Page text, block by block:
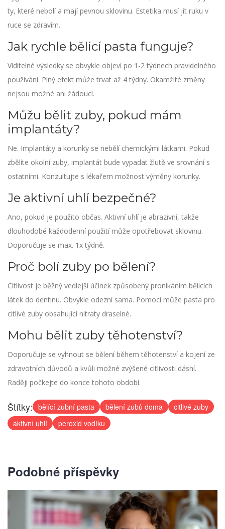
ty, které nebolí a mají pevnou sklovinu. Estetika musí jít ruku v
ruce se zdravím.
Jak rychle bělicí pasta funguje?
Viditelné výsledky se obvykle objeví po 1-2 týdnech pravidelného
používání. Plný efekt může trvat až 4 týdny. Okamžité změny
nejsou možné ani žádoucí.
Můžu bělit zuby, pokud mám
implantáty?
Ne. Implantáty a korunky se nebělí chemickými látkami. Pokud
zbělíte okolní zuby, implantát bude vypadat žlutě ve srovnání s
ostatními. Konzultujte s lékařem možnost výměny korunky.
Je aktivní uhlí bezpečné?
Ano, pokud je použito občas. Aktivní uhlí je abrazivní, takže
dlouhodobé každodenní použití může opotřebovat sklovinu.
Doporučuje se max. 1x týdně.
Proč bolí zuby po bělení?
Citlivost je běžný vedlejší účinek způsobený pronikáním bělicích
látek do dentinu. Obvykle odezní sama. Pomoci může pasta pro
citlivé zuby obsahující nitraty draselné.
Mohu bělit zuby těhotenství?
Doporučuje se vyhnout se bělení během těhotenství a kojení ze
zdravotních důvodů a kvůli možné zvýšené citlivosti dásní.
Raději počkejte do konce tohoto období.
Štítky: bělící zubní pasta bělení zubů doma
citlivé zuby
aktivní uhlí
peroxid vodíku
Podobné příspěvky